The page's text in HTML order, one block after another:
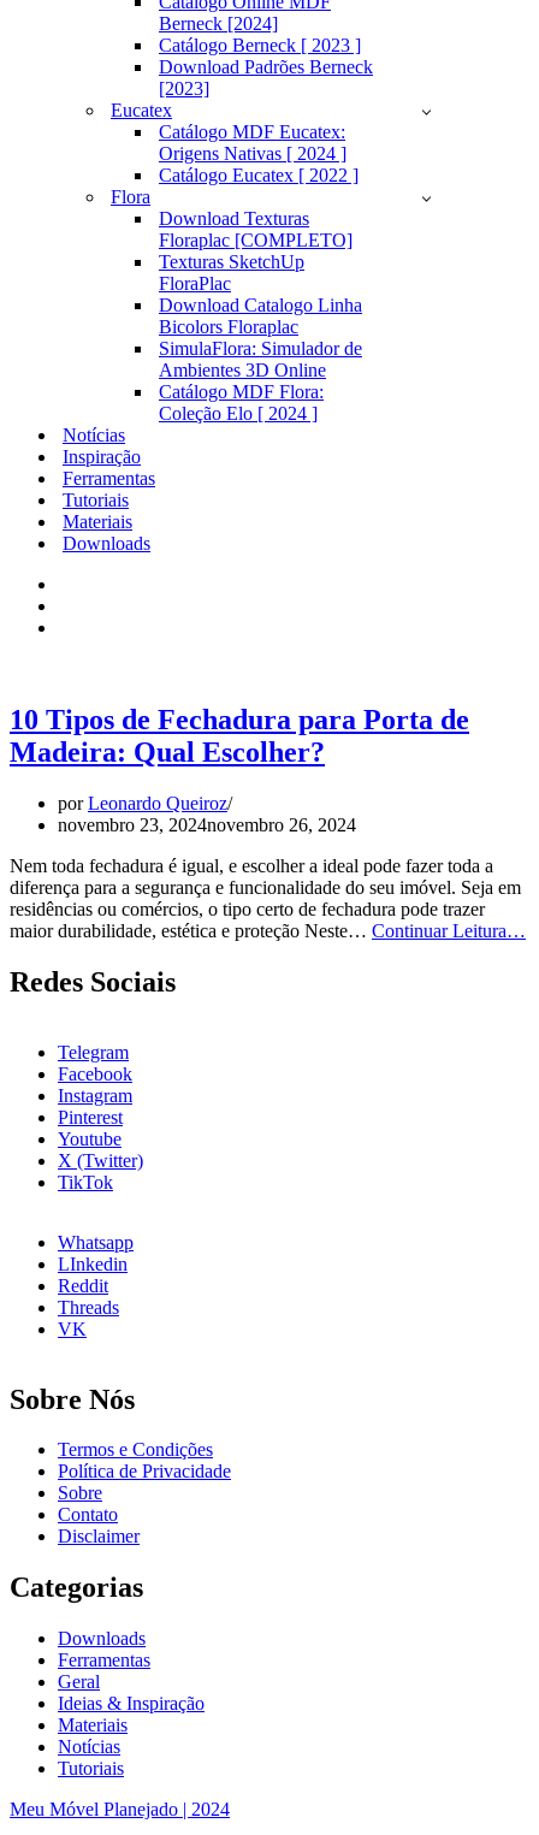
Berneck [2024]
Catálogo Berneck [ 2023 ]
Download Padrões Berneck
[2023]
Eucatex
Catálogo MDF Eucatex:
Origens Nativas [ 2024 ]
Catálogo Eucatex [ 2022 ]
Flora
Download Texturas
Floraplac [COMPLETO]
Texturas SketchUp
FloraPlac
Download Catalogo Linha
Bicolors Floraplac
SimulaFlora: Simulador de
Ambientes 3D Online
Catálogo MDF Flora:
Coleção Elo [ 2024 ]
Notícias
Inspiração
Ferramentas
Tutoriais
Materiais
Downloads
10 Tipos de Fechadura para Porta de
Madeira: Qual Escolher?
porLeonardo Queiroz
novembro 23, 2024novembro 26, 2024
Nem toda fechadura é igual, e escolher a ideal pode fazer toda a
diferença para a segurança e funcionalidade do seu imóvel. Seja em
residências ou comércios, o tipo certo de fechadura pode trazer
maior durabilidade, estética e proteção Neste… Continuar Leitura…
Redes Sociais
Telegram
Facebook
Instagram
Pinterest
Youtube
X (Twitter)
TikTok
Whatsapp
LInkedin
Reddit
Threads
VK
Sobre Nós
Termos e Condições
Política de Privacidade
Sobre
Contato
Disclaimer
Categorias
Downloads
Ferramentas
Geral
Ideias & Inspiração
Materiais
Notícias
Tutoriais
Meu Móvel Planejado | 2024